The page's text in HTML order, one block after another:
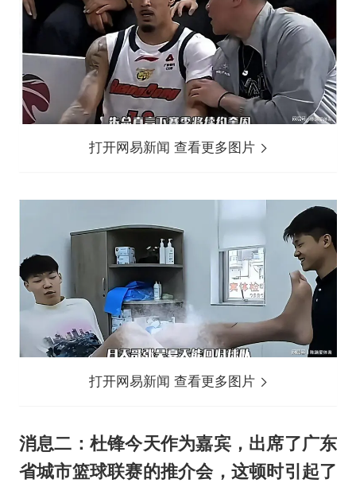
打开网易新闻 查看更多图片
打开网易新闻 查看更多图片
消息二：杜锋今天作为嘉宾，出席了广东
省城市篮球联赛的推介会，这顿时引起了